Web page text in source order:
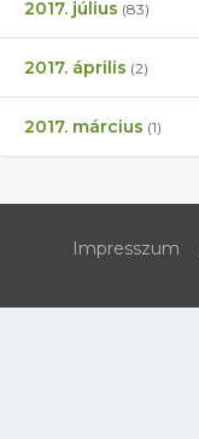
2017. július (83)
2017. április (2)
2017. március (1)
Impresszum